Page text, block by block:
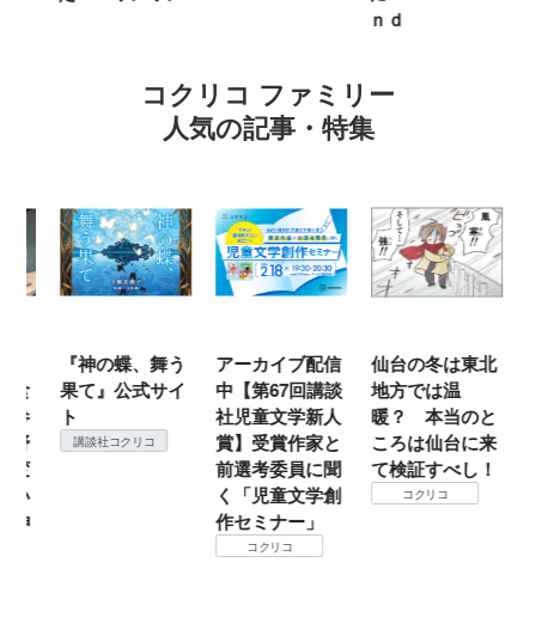
ｎｄ
コクリコ ファミリー
人気の記事・特集
『神の蝶、舞う
果て』公式サイ
講談社コクリコ
アーカイブ配信
中【第67回講談
社児童文学新人
賞】受賞作家と
前選考委員に聞
く「児童文学創
作セミナー」
コクリコ
仙台の冬は東北
地方では温
暖？ 本当のと
ころは仙台に来
て検証すべし！
コクリコ